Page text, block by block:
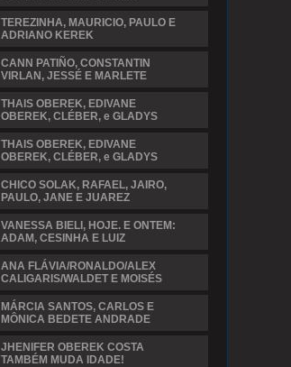
TEREZINHA, MAURICIO, PAULO E
ADRIANO KEREK
CANN PATIÑO, CONSTANTIN
VIRLAN, JESSÉ E MARLETE
THAIS OBEREK, EDIVANE
OBEREK, CLÉBER, e GLADYS
THAIS OBEREK, EDIVANE
OBEREK, CLÉBER, e GLADYS
CHICO SOLAK, RAFAEL, JAIRO,
PAULO, JANE E JUAREZ
VANESSA BIELI, HOJE. E ONTEM:
ADAM, CESINHA E LUIZ
ANA FLÁVIA/RONALDO/ALEX
CALIGARIS/WALDET E MOISÉS
MÁRCIA SANTOS, CARLOS E
MÔNICA BEDETE ANDRADE
JHENIFER OBEREK COSTA
TAMBÉM MUDA IDADE!